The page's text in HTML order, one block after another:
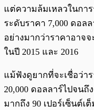
แต่ความล้มเหลวในกา
ระดับราคา 7,000 ดอล
อย่างมากว่าราคาอาจ
ในปี 2015 และ 2016
แม้ฟังดูยากที่จะเชื่อว่า
20,000 ดอลลาร์ไปจน
มากถึง 90 เปอร์เซ็นต์เ